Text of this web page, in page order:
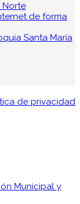
Norte
de forma
Santa María
de privacidad
Municipal y